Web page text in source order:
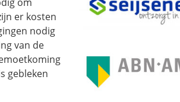
er kosten
nodig
van de
gebleken